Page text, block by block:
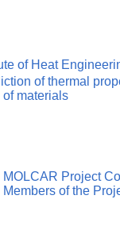
of Heat
of thermal
of materials
Project
of the